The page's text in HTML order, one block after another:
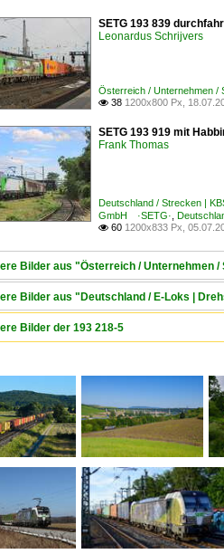
SETG 193 839
Leonardus Schrijvers
Österreich / Unternehmen /
 38 1200x800 Px,
SETG 193 919 mit
Frank Thomas
Deutschland / Strecken |
GmbH ·SETG·
 60 1200x833 Px,
Bilder aus "Österreich / Unternehmen
Bilder aus "Deutschland / E-Loks |
Bilder der 193 218-5